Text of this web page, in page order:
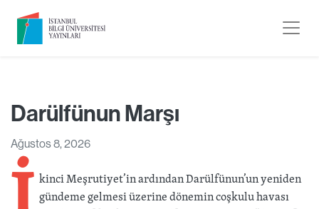
Darülfünun Marşı
Ağustos 8, 2026
kinci Meşrutiyet’in ardından Darülfünun’un yeniden
gündeme gelmesi üzerine dönemin coşkulu havası